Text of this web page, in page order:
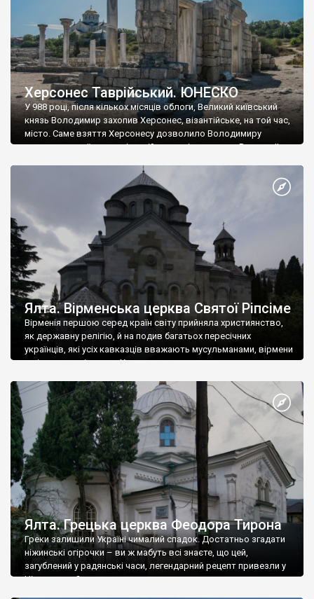
Херсонес Таврійський. ЮНЕСКО
У 988 році, після кількох місяців облоги, Великий київський
князь Володимир захопив Херсонес, візантійське, на той час,
місто. Саме взяття Херсонесу дозволило Володимиру
диктувати свої умови візантійському імператору Василю ІІ, та
Херсонесі Володимир-язичник, став Василем-християнином.
А потім було Хрещення Русі. На честь Херсонесу Таврійського
Ялта. Вірменська церква Святої Ріпсіме
Вірменія першою серед країн світу прийняла християнство,
як державну релігію, й на подив багатьох пересічних
українців, які усіх кавказців вважають мусульманами, вірмени
є відданими вірянами Христа
Ялта. Грецька церква Феодора Тирона
Греки залишили Україні чималий спадок. Достатньо згадати
ніжинські огірочки – ви ж мабуть всі знаєте, що цей,
загублений у радянські часи, легендарний рецепт привезли у
Ніжин греки?